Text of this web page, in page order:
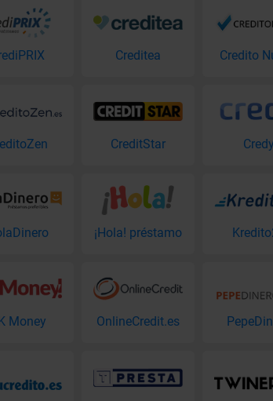
Creditea Credito
CreditStar Credy
¡Hola! préstamo
Money OnlineCredit.es